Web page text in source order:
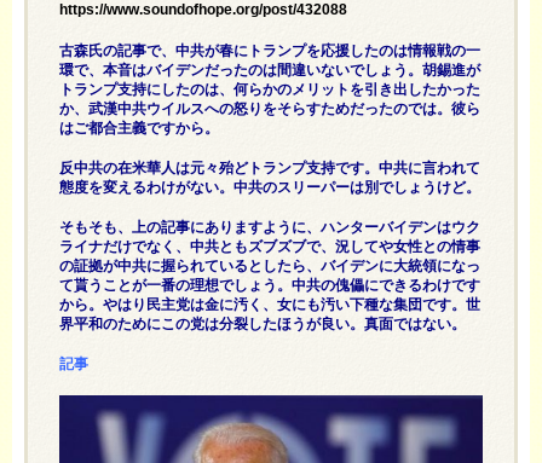
https://www.soundofhope.org/post/432088
古森氏の記事で、中共が春にトランプを応援したのは情報戦の一
環で、本音はバイデンだったのは間違いないでしょう。胡錫進が
トランプ支持にしたのは、何らかのメリットを引き出したかった
か、武漢中共ウイルスへの怒りをそらすためだったのでは。彼ら
はご都合主義ですから。
反中共の在米華人は元々殆どトランプ支持です。中共に言われて
態度を変えるわけがない。中共のスリーパーは別でしょうけど。
そもそも、上の記事にありますように、ハンターバイデンはウク
ライナだけでなく、中共ともズブズブで、況してや女性との情事
の証拠が中共に握られているとしたら、バイデンに大統領になっ
て貰うことが一番の理想でしょう。中共の傀儡にできるわけです
から。やはり民主党は金に汚く、女にも汚い下種な集団です。世
界平和のためにこの党は分裂したほうが良い。真面ではない。
記事